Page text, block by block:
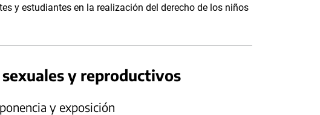
y estudiantes en la realización del derecho de los niños
y reproductivos
y exposición